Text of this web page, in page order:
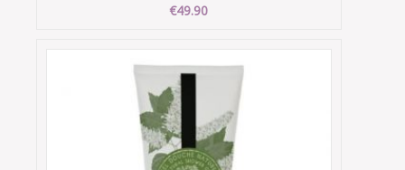
€49.90